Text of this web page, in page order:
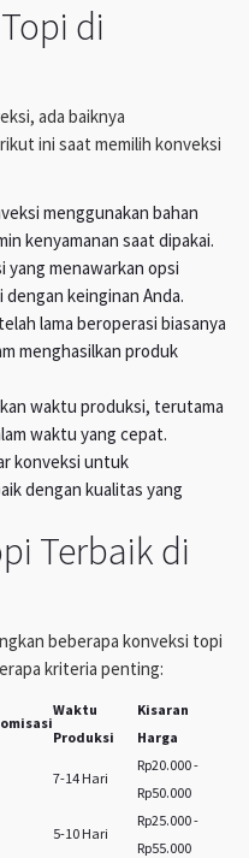
di
ada baiknya
ini saat memilih konveksi
menggunakan bahan
kenyamanan saat dipakai.
yang menawarkan opsi
keinginan Anda.
lama beroperasi biasanya
menghasilkan produk
waktu produksi, terutama
waktu yang cepat.
konveksi untuk
dengan kualitas yang
Terbaik di
beberapa konveksi topi
kriteria penting:
Waktu
Produksi
Kisaran
Harga
7-14 Hari
Rp20.000 -
Rp50.000
5-10 Hari
Rp25.000 -
Rp55.000